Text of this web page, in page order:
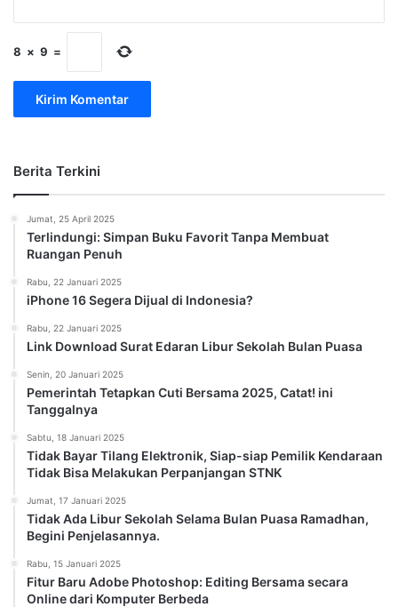
8 × 9 =
Berita Terkini
Jumat, 25 April 2025
Terlindungi: Simpan Buku Favorit Tanpa Membuat
Ruangan Penuh
Rabu, 22 Januari 2025
iPhone 16 Segera Dijual di Indonesia?
Rabu, 22 Januari 2025
Link Download Surat Edaran Libur Sekolah Bulan Puasa
Senin, 20 Januari 2025
Pemerintah Tetapkan Cuti Bersama 2025, Catat! ini
Tanggalnya
Sabtu, 18 Januari 2025
Tidak Bayar Tilang Elektronik, Siap-siap Pemilik Kendaraan
Tidak Bisa Melakukan Perpanjangan STNK
Jumat, 17 Januari 2025
Tidak Ada Libur Sekolah Selama Bulan Puasa Ramadhan,
Begini Penjelasannya.
Rabu, 15 Januari 2025
Fitur Baru Adobe Photoshop: Editing Bersama secara
Online dari Komputer Berbeda